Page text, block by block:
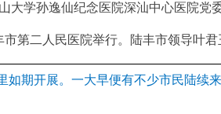
学孙逸仙纪念医院深汕中心医院党
第二人民医院举行。陆丰市领导叶君
期开展。一大早便有不少市民陆续